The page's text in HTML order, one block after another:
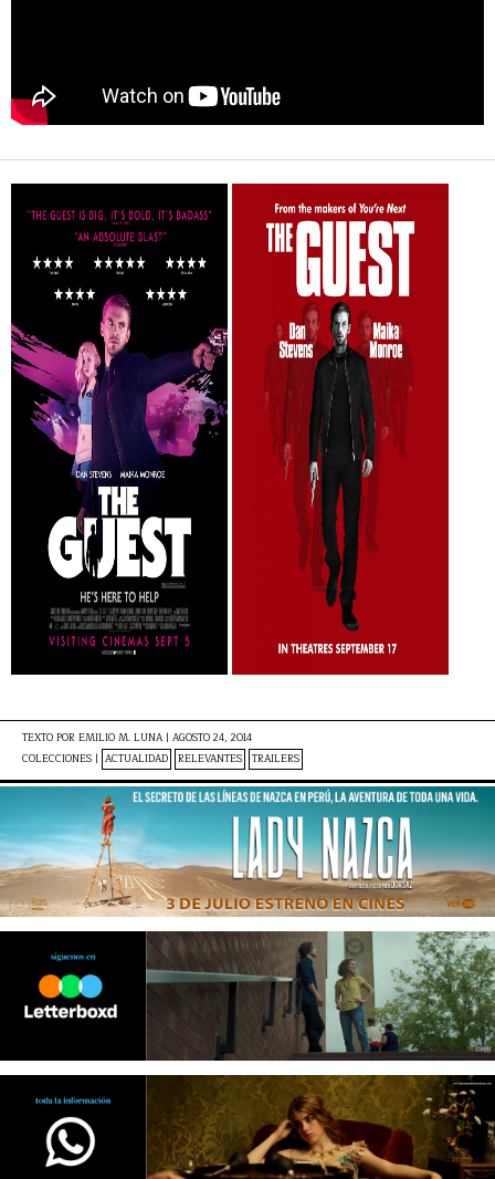
TEXTO POR EMILIO M. LUNA | AGOSTO 24, 2014
COLECCIONES | ACTUALIDAD RELEVANTES TRAILERS